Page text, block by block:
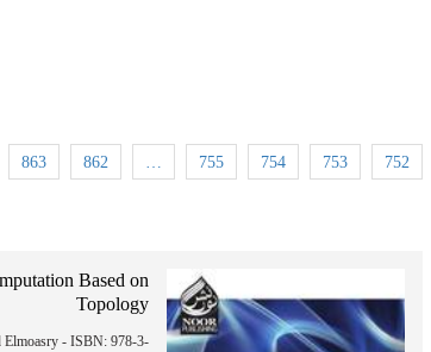
752
753
754
755
…
862
863
Based on
Topology
Elmoasry - ISBN: 978-3-